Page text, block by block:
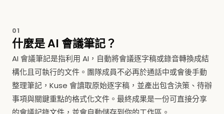
01
什麼是 AI 會議筆記？
AI 會議筆記是指利用 AI，自動將會議逐字稿或錄音轉換成結
構化且可執行的文件。團隊成員不必再於通話中或會後手動
整理筆記，Kuse 會讀取原始逐字稿，並產出包含決策、待辦
事項與關鍵重點的格式化文件。最終成果是一份可直接分享